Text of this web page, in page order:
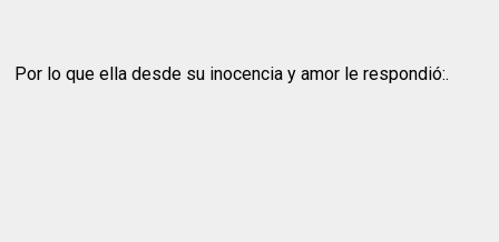
Por lo que ella desde su inocencia y amor le respondió:.